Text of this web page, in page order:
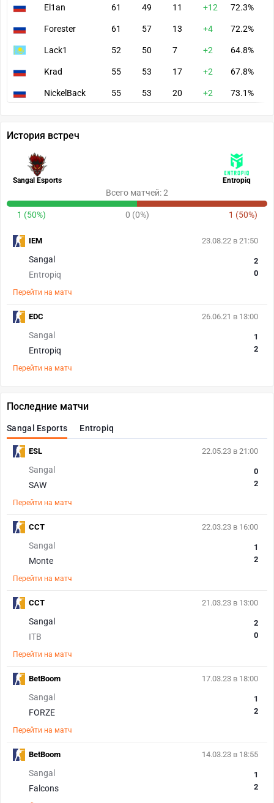
El1an 61 49 11 +12 72.3%
Forester 61 57 13 +4 72.2%
Lack1 52 50 7 +2 64.8%
Krad 55 53 17 +2 67.8%
NickelBack 55 53 20 +2 73.1%
История встреч
Sangal Esports Entropiq
Всего матчей: 2
1 (50%) 0 (0%) 1 (50%)
23.08.22 в 21:50
Sangal
Entropiq
2
0
Перейти на матч
IEM
26.06.21 в 13:00
Sangal
Entropiq
1
2
Перейти на матч
EDC
Последние матчи
Sangal Esports Entropiq
22.05.23 в 21:00
Sangal
SAW
0
2
Перейти на матч
ESL
22.03.23 в 16:00
Sangal
Monte
1
2
Перейти на матч
CCT
21.03.23 в 13:00
Sangal
ITB
2
0
Перейти на матч
CCT
17.03.23 в 18:00
Sangal
FORZE
1
2
Перейти на матч
BetBoom
14.03.23 в 18:55
Sangal
Falcons
1
2
BetBoom